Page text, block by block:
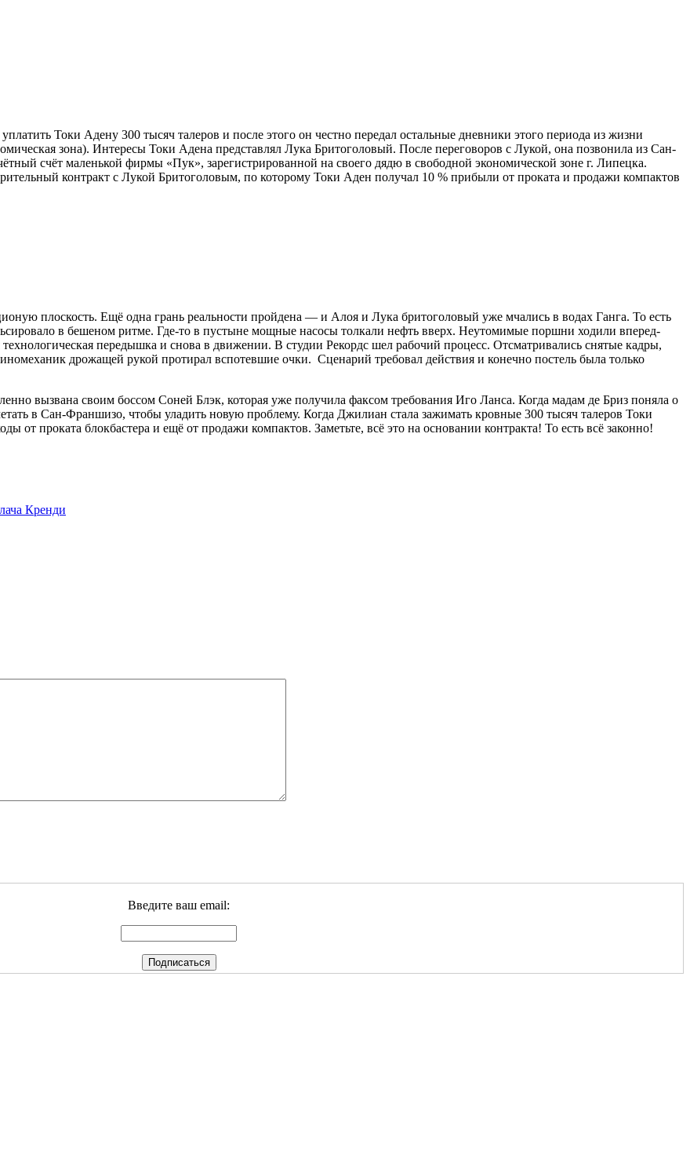
Токи Адену 300 тысяч талеров и после этого он честно передал остальные дневники этого периода из жизни
зона). Интересы Токи Адена представлял Лука Бритоголовый. После переговоров с Лукой, она позвонила из Сан-
счёт маленькой фирмы «Пук», зарегистрированной на своего дядю в свободной экономической зоне г. Липецка.
контракт с Лукой Бритоголовым, по которому Токи Аден получал 10 % прибыли от проката и продажи компактов
плоскость. Ещё одна грань реальности пройдена — и Алоя и Лука бритоголовый уже мчались в водах Ганга. То есть
в бешеном ритме. Где-то в пустыне мощные насосы толкали нефть вверх. Неутомимые поршни ходили вперед-
передышка и снова в движении. В студии Рекордс шел рабочий процесс. Отсматривались снятые кадры,
дрожащей рукой протирал вспотевшие очки. Сценарий требовал действия и конечно постель была только
вызвана своим боссом Соней Блэк, которая уже получила факсом требования Иго Ланса. Когда мадам де Бриз поняла о
в Сан-Франшизо, чтобы уладить новую проблему. Когда Джилиан стала зажимать кровные 300 тысяч талеров Токи
от проката блокбастера и ещё от продажи компактов. Заметьте, всё это на основании контракта! То есть всё законно!
Кренди
Введите ваш email: